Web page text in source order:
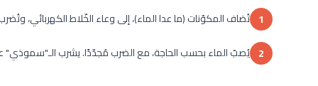
1 تُضاف المكوّنات (ما عدا الماء)، إلى وعاء الخّلاط الكهربائي،
2 يُصبّ الماء بحسب الحاجة، مع الضرب مُجدّدًا. يشرب الـ"سموذي"